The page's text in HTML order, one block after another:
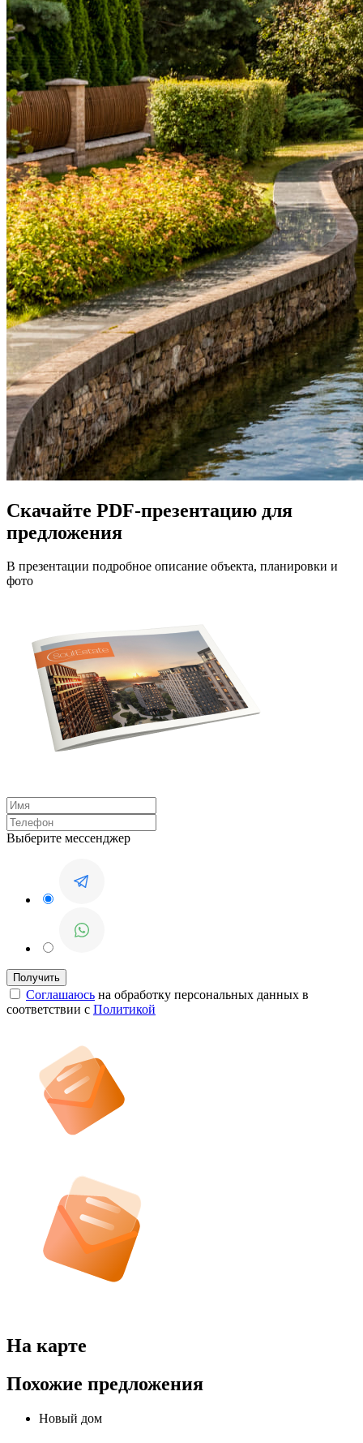
Скачайте PDF-презентацию для
предложения
В презентации подробное описание объекта, планировки и
фото
Выберите мессенджер
Соглашаюсь на обработку персональных данных в
соответствии с Политикой
На карте
Похожие предложения
Новый дом